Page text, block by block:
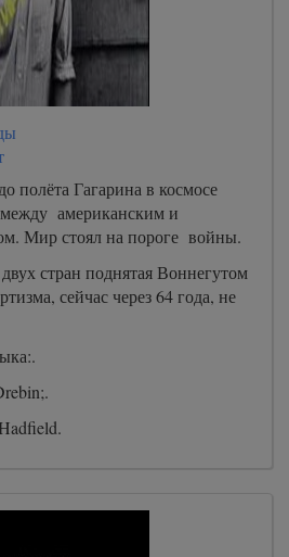
полёта Гагарина в космосе
американским и
Мир стоял на пороге войны.
стран поднятая Воннегутом
сейчас через 64 года, не